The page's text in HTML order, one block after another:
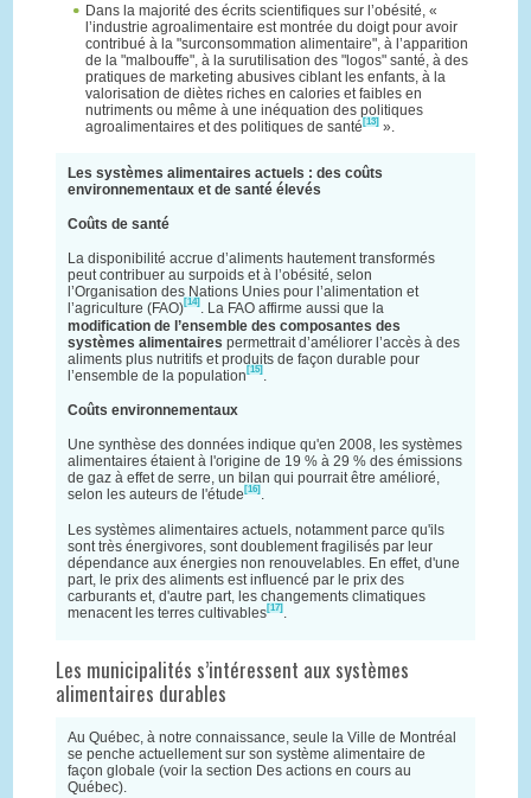
Dans la majorité des écrits scientifiques sur l’obésité, «
l’industrie agroalimentaire est montrée du doigt pour avoir
contribué à la "surconsommation alimentaire", à l’apparition
de la "malbouffe", à la surutilisation des "logos" santé, à des
pratiques de marketing abusives ciblant les enfants, à la
valorisation de diètes riches en calories et faibles en
nutriments ou même à une inéquation des politiques
agroalimentaires et des politiques de santé [13] ».
Les systèmes alimentaires actuels : des coûts
environnementaux et de santé élevés
Coûts de santé
La disponibilité accrue d’aliments hautement transformés
peut contribuer au surpoids et à l’obésité, selon
l’Organisation des Nations Unies pour l’alimentation et
l’agriculture (FAO)[14] . La FAO affirme aussi que la
modification de l’ensemble des composantes des
systèmes alimentaires permettrait d’améliorer l’accès à des
aliments plus nutritifs et produits de façon durable pour
l’ensemble de la population [15] .
Coûts environnementaux
Une synthèse des données indique qu'en 2008, les systèmes
alimentaires étaient à l'origine de 19 % à 29 % des émissions
de gaz à effet de serre, un bilan qui pourrait être amélioré,
selon les auteurs de l'étude [16] .
Les systèmes alimentaires actuels, notamment parce qu'ils
sont très énergivores, sont doublement fragilisés par leur
dépendance aux énergies non renouvelables. En effet, d'une
part, le prix des aliments est influencé par le prix des
carburants et, d'autre part, les changements climatiques
menacent les terres cultivables[17] .
Les municipalités s’intéressent aux systèmes
alimentaires durables
Au Québec, à notre connaissance, seule la Ville de Montréal
se penche actuellement sur son système alimentaire de
façon globale (voir la section Des actions en cours au
Québec).